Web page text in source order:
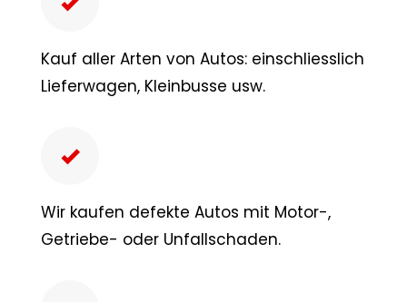
Kauf aller Arten von Autos: einschliesslich
Lieferwagen, Kleinbusse usw.
Wir kaufen defekte Autos mit Motor-,
Getriebe- oder Unfallschaden.